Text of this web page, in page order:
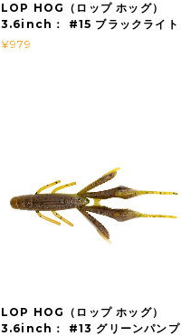
LOP HOG（ロップ ホッグ）
3.6inch： #15 ブラックライト
¥979
LOP HOG（ロップ ホッグ）
3.6inch： #13 グリーンパンプ